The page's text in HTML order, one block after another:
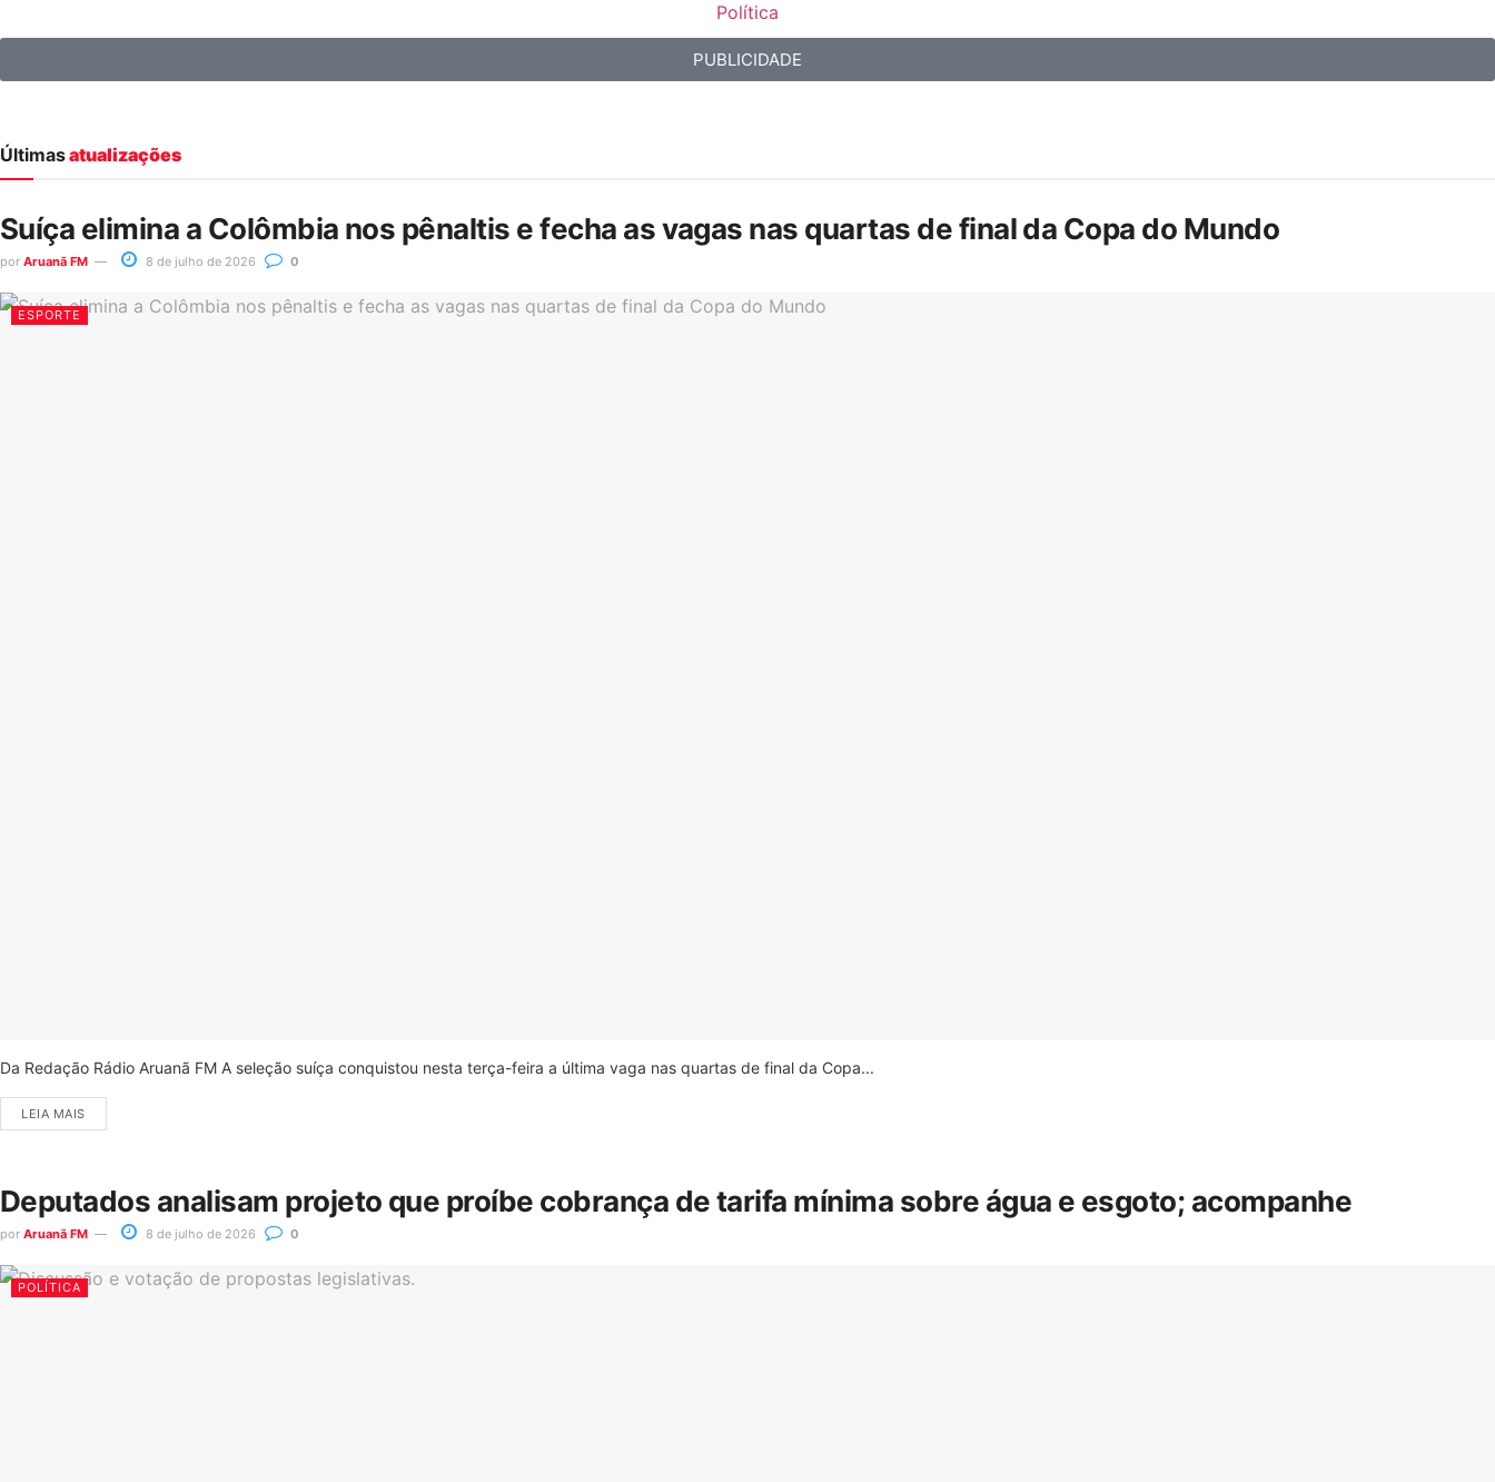
Política
PUBLICIDADE
Últimasatualizações
Suíça elimina a Colômbia nos pênaltis e fecha as vagas nas quartas de final da Copa do Mundo
por Aruanã FM 8 de julho de 2026 0
ESPORTE
Da Redação Rádio Aruanã FM A seleção suíça conquistou nesta terça-feira a última vaga nas quartas de final da Copa...
LEIA MAIS
Deputados analisam projeto que proíbe cobrança de tarifa mínima sobre água e esgoto; acompanhe
por Aruanã FM 8 de julho de 2026 0
POLÍTICA